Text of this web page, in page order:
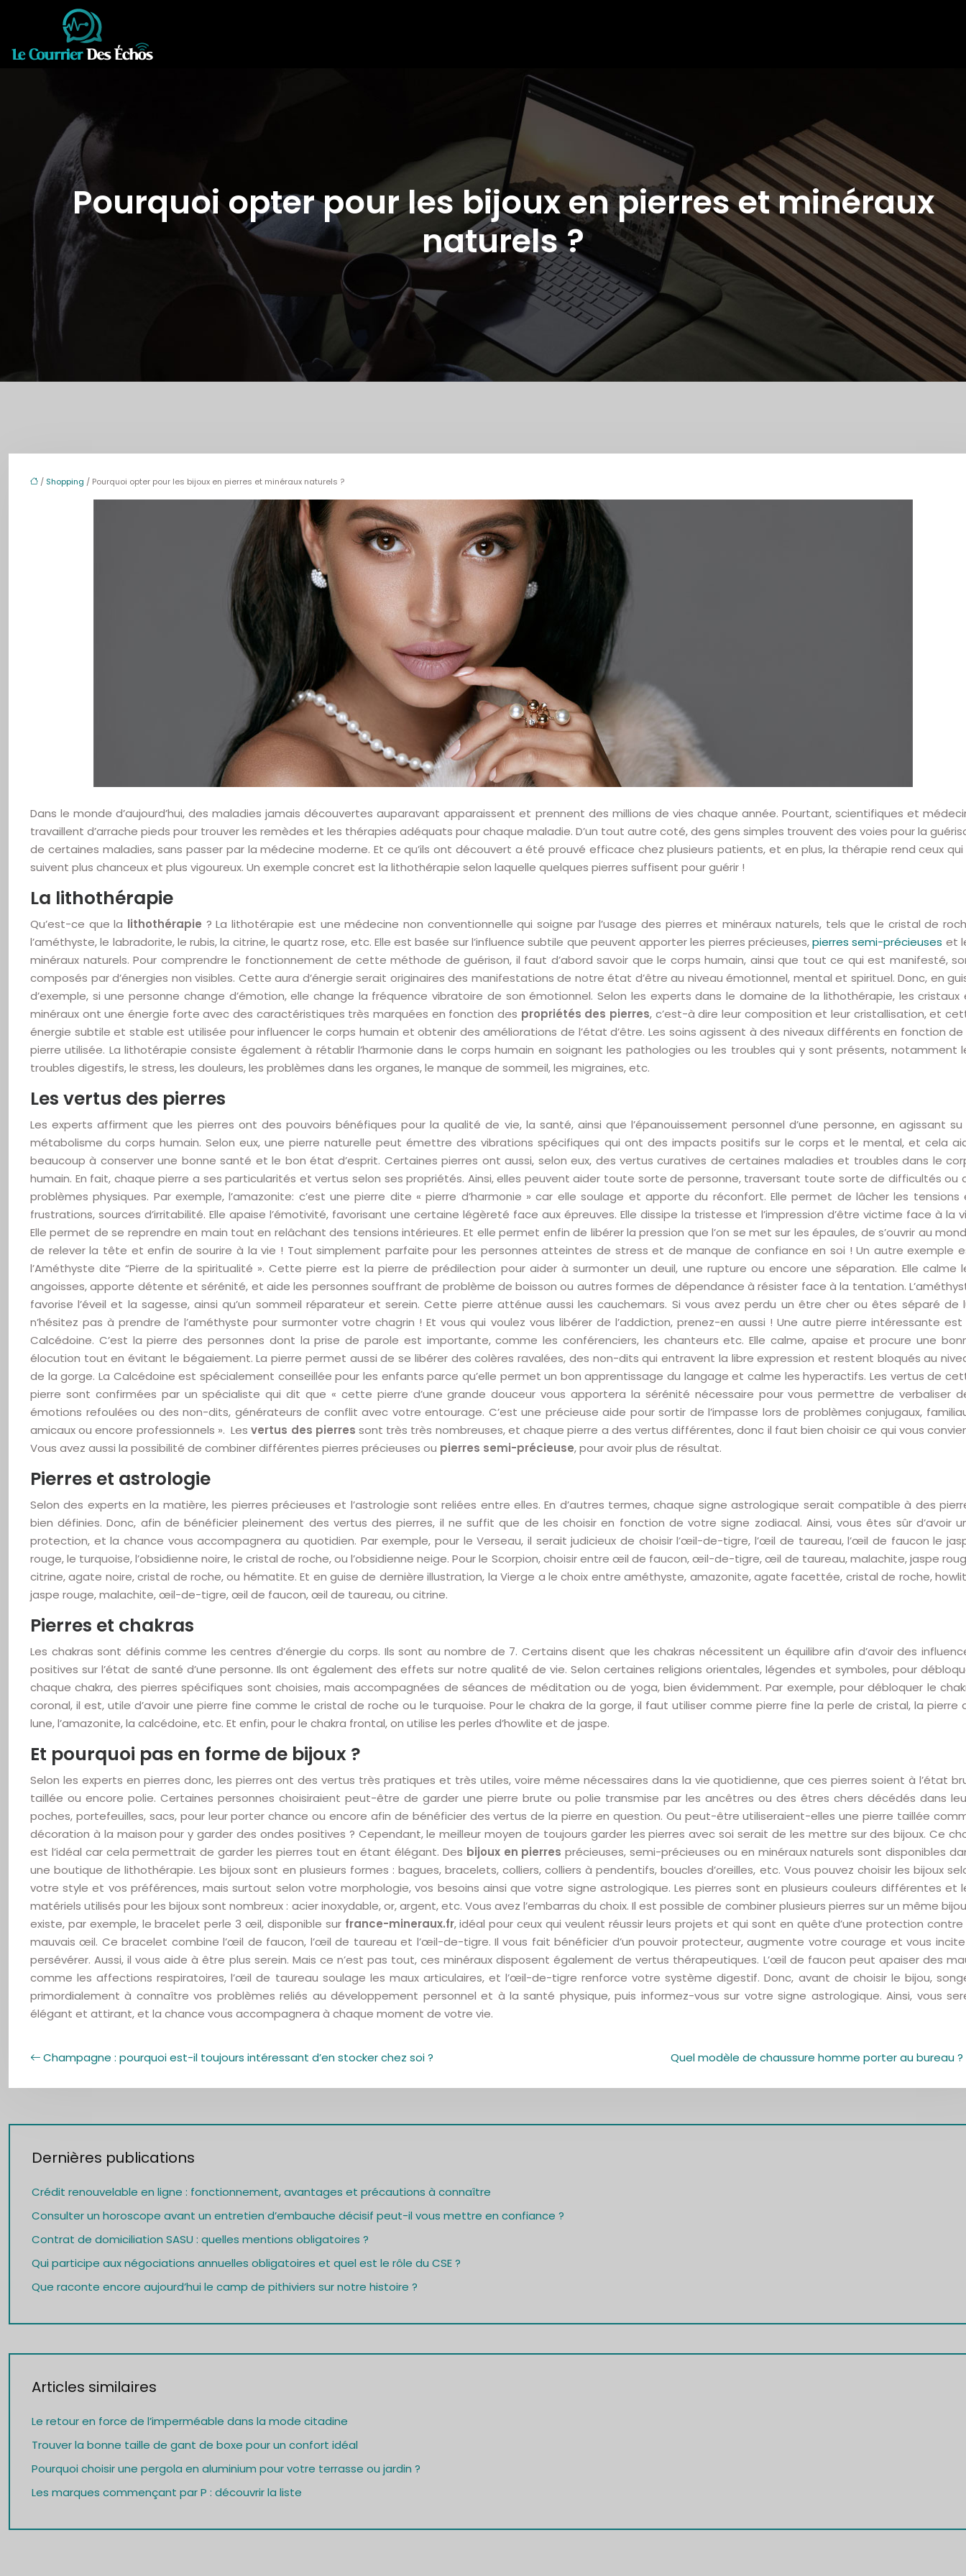
Pourquoi opter pour les bijoux en pierres et minéraux
naturels ?
/ Shopping / Pourquoi opter pour les bijoux en pierres et minéraux naturels ?
Dans le monde d’aujourd’hui, des maladies jamais découvertes auparavant apparaissent et prennent des millions de vies chaque année. Pourtant, scientifiques et
travaillent d’arrache pieds pour trouver les remèdes et les thérapies adéquats pour chaque maladie. D’un tout autre coté, des gens simples trouvent des voies pour la
de certaines maladies, sans passer par la médecine moderne. Et ce qu’ils ont découvert a été prouvé efficace chez plusieurs patients, et en plus, la thérapie rend ceux qui
suivent plus chanceux et plus vigoureux. Un exemple concret est la lithothérapie selon laquelle quelques pierres suffisent pour guérir !
La lithothérapie
Qu’est-ce que la lithothérapie ? La lithotérapie est une médecine non conventionnelle qui soigne par l’usage des pierres et minéraux naturels, tels que le cristal de
l’améthyste, le labradorite, le rubis, la citrine, le quartz rose, etc. Elle est basée sur l’influence subtile que peuvent apporter les pierres précieuses,pierres semi-précieuses et
minéraux naturels. Pour comprendre le fonctionnement de cette méthode de guérison, il faut d’abord savoir que le corps humain, ainsi que tout ce qui est manifesté,
composés par d’énergies non visibles. Cette aura d’énergie serait originaires des manifestations de notre état d’être au niveau émotionnel, mental et spirituel. Donc, en
d’exemple, si une personne change d’émotion, elle change la fréquence vibratoire de son émotionnel. Selon les experts dans le domaine de la lithothérapie, les cristaux
minéraux ont une énergie forte avec des caractéristiques très marquées en fonction des propriétés des pierres, c’est-à dire leur composition et leur cristallisation, et
énergie subtile et stable est utilisée pour influencer le corps humain et obtenir des améliorations de l’état d’être. Les soins agissent à des niveaux différents en fonction de
pierre utilisée. La lithotérapie consiste également à rétablir l’harmonie dans le corps humain en soignant les pathologies ou les troubles qui y sont présents, notamment
troubles digestifs, le stress, les douleurs, les problèmes dans les organes, le manque de sommeil, les migraines, etc.
Les vertus des pierres
Les experts affirment que les pierres ont des pouvoirs bénéfiques pour la qualité de vie, la santé, ainsi que l’épanouissement personnel d’une personne, en agissant su
métabolisme du corps humain. Selon eux, une pierre naturelle peut émettre des vibrations spécifiques qui ont des impacts positifs sur le corps et le mental, et cela
beaucoup à conserver une bonne santé et le bon état d’esprit. Certaines pierres ont aussi, selon eux, des vertus curatives de certaines maladies et troubles dans le
humain. En fait, chaque pierre a ses particularités et vertus selon ses propriétés. Ainsi, elles peuvent aider toute sorte de personne, traversant toute sorte de difficultés ou
problèmes physiques. Par exemple, l’amazonite: c’est une pierre dite « pierre d’harmonie » car elle soulage et apporte du réconfort. Elle permet de lâcher les tensions
frustrations, sources d’irritabilité. Elle apaise l’émotivité, favorisant une certaine légèreté face aux épreuves. Elle dissipe la tristesse et l’impression d’être victime face à la
Elle permet de se reprendre en main tout en relâchant des tensions intérieures. Et elle permet enfin de libérer la pression que l’on se met sur les épaules, de s’ouvrir au
de relever la tête et enfin de sourire à la vie ! Tout simplement parfaite pour les personnes atteintes de stress et de manque de confiance en soi ! Un autre exemple
l’Améthyste dite “Pierre de la spiritualité ». Cette pierre est la pierre de prédilection pour aider à surmonter un deuil, une rupture ou encore une séparation. Elle calme
angoisses, apporte détente et sérénité, et aide les personnes souffrant de problème de boisson ou autres formes de dépendance à résister face à la tentation.
favorise l’éveil et la sagesse, ainsi qu’un sommeil réparateur et serein. Cette pierre atténue aussi les cauchemars. Si vous avez perdu un être cher ou êtes séparé de
n’hésitez pas à prendre de l’améthyste pour surmonter votre chagrin ! Et vous qui voulez vous libérer de l’addiction, prenez-en aussi ! Une autre pierre intéressante est
Calcédoine. C’est la pierre des personnes dont la prise de parole est importante, comme les conférenciers, les chanteurs etc. Elle calme, apaise et procure une
élocution tout en évitant le bégaiement. La pierre permet aussi de se libérer des colères ravalées, des non-dits qui entravent la libre expression et restent bloqués au
de la gorge. La Calcédoine est spécialement conseillée pour les enfants parce qu’elle permet un bon apprentissage du langage et calme les hyperactifs. Les vertus de
pierre sont confirmées par un spécialiste qui dit que « cette pierre d’une grande douceur vous apportera la sérénité nécessaire pour vous permettre de verbaliser
émotions refoulées ou des non-dits, générateurs de conflit avec votre entourage. C’est une précieuse aide pour sortir de l’impasse lors de problèmes conjugaux,
amicaux ou encore professionnels ». Lesvertus des pierres sont très très nombreuses, et chaque pierre a des vertus différentes, donc il faut bien choisir ce qui vous
Vous avez aussi la possibilité de combiner différentes pierres précieuses ou pierres semi-précieuse, pour avoir plus de résultat.
Pierres et astrologie
Selon des experts en la matière, les pierres précieuses et l’astrologie sont reliées entre elles. En d’autres termes, chaque signe astrologique serait compatible à des
bien définies. Donc, afin de bénéficier pleinement des vertus des pierres, il ne suffit que de les choisir en fonction de votre signe zodiacal. Ainsi, vous êtes sûr d’avoir
protection, et la chance vous accompagnera au quotidien. Par exemple, pour le Verseau, il serait judicieux de choisir l’œil-de-tigre, l’œil de taureau, l’œil de faucon le
rouge, le turquoise, l’obsidienne noire, le cristal de roche, ou l’obsidienne neige. Pour le Scorpion, choisir entre œil de faucon, œil-de-tigre, œil de taureau, malachite, jaspe
citrine, agate noire, cristal de roche, ou hématite. Et en guise de dernière illustration, la Vierge a le choix entre améthyste, amazonite, agate facettée, cristal de roche,
jaspe rouge, malachite, œil-de-tigre, œil de faucon, œil de taureau, ou citrine.
Pierres et chakras
Les chakras sont définis comme les centres d’énergie du corps. Ils sont au nombre de 7. Certains disent que les chakras nécessitent un équilibre afin d’avoir des
positives sur l’état de santé d’une personne. Ils ont également des effets sur notre qualité de vie. Selon certaines religions orientales, légendes et symboles, pour
chaque chakra, des pierres spécifiques sont choisies, mais accompagnées de séances de méditation ou de yoga, bien évidemment. Par exemple, pour débloquer le
coronal, il est, utile d’avoir une pierre fine comme le cristal de roche ou le turquoise. Pour le chakra de la gorge, il faut utiliser comme pierre fine la perle de cristal, la pierre
lune, l’amazonite, la calcédoine, etc. Et enfin, pour le chakra frontal, on utilise les perles d’howlite et de jaspe.
Et pourquoi pas en forme de bijoux ?
Selon les experts en pierres donc, les pierres ont des vertus très pratiques et très utiles, voire même nécessaires dans la vie quotidienne, que ces pierres soient à l’état
taillée ou encore polie. Certaines personnes choisiraient peut-être de garder une pierre brute ou polie transmise par les ancêtres ou des êtres chers décédés dans
poches, portefeuilles, sacs, pour leur porter chance ou encore afin de bénéficier des vertus de la pierre en question. Ou peut-être utiliseraient-elles une pierre taillée
décoration à la maison pour y garder des ondes positives ? Cependant, le meilleur moyen de toujours garder les pierres avec soi serait de les mettre sur des bijoux. Ce
est l’idéal car cela permettrait de garder les pierres tout en étant élégant. Des bijoux en pierres précieuses, semi-précieuses ou en minéraux naturels sont disponibles
une boutique de lithothérapie. Les bijoux sont en plusieurs formes : bagues, bracelets, colliers, colliers à pendentifs, boucles d’oreilles, etc. Vous pouvez choisir les bijoux
votre style et vos préférences, mais surtout selon votre morphologie, vos besoins ainsi que votre signe astrologique. Les pierres sont en plusieurs couleurs différentes et
matériels utilisés pour les bijoux sont nombreux : acier inoxydable, or, argent, etc. Vous avez l’embarras du choix. Il est possible de combiner plusieurs pierres sur un même
existe, par exemple, le bracelet perle 3 œil, disponible sur france-mineraux.fr, idéal pour ceux qui veulent réussir leurs projets et qui sont en quête d’une protection contre
mauvais œil. Ce bracelet combine l’œil de faucon, l’œil de taureau et l’œil-de-tigre. Il vous fait bénéficier d’un pouvoir protecteur, augmente votre courage et vous
persévérer. Aussi, il vous aide à être plus serein. Mais ce n’est pas tout, ces minéraux disposent également de vertus thérapeutiques. L’œil de faucon peut apaiser des
comme les affections respiratoires, l’œil de taureau soulage les maux articulaires, et l’œil-de-tigre renforce votre système digestif. Donc, avant de choisir le bijou,
primordialement à connaître vos problèmes reliés au développement personnel et à la santé physique, puis informez-vous sur votre signe astrologique. Ainsi, vous
élégant et attirant, et la chance vous accompagnera à chaque moment de votre vie.
Champagne : pourquoi est-il toujours intéressant d’en stocker chez soi ? Quel modèle de chaussure homme porter au bureau ?
Dernières publications
Crédit renouvelable en ligne : fonctionnement, avantages et précautions à connaître
Consulter un horoscope avant un entretien d’embauche décisif peut-il vous mettre en confiance ?
Contrat de domiciliation SASU : quelles mentions obligatoires ?
Qui participe aux négociations annuelles obligatoires et quel est le rôle du CSE ?
Que raconte encore aujourd’hui le camp de pithiviers sur notre histoire ?
Articles similaires
Le retour en force de l’imperméable dans la mode citadine
Trouver la bonne taille de gant de boxe pour un confort idéal
Pourquoi choisir une pergola en aluminium pour votre terrasse ou jardin ?
Les marques commençant par P : découvrir la liste